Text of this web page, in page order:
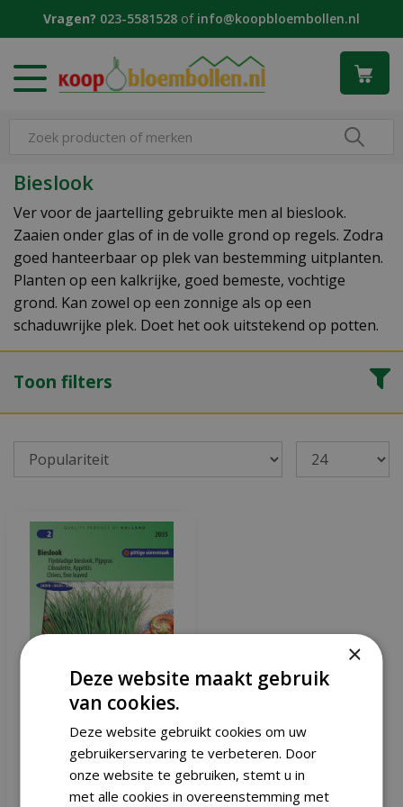
Vragen? 023-5581528 of info@koopbloembollen.nl
Bieslook
Ver voor de jaartelling gebruikte men al bieslook.
Zaaien onder glas of in de volle grond op regels. Zodra
goed hanteerbaar op plek van bestemming uitplanten.
Planten op een kalkrijke, goed bemeste, vochtige
grond. Kan zowel op een zonnige als op een
schaduwrijke plek. Doet het ook uitstekend op potten.
Toon filters
Bieslook fijnbladig zaden
×
Deze website maakt gebruik
van cookies.
Deze website gebruikt cookies om uw
gebruikerservaring te verbeteren. Door
onze website te gebruiken, stemt u in
met alle cookies in overeenstemming met